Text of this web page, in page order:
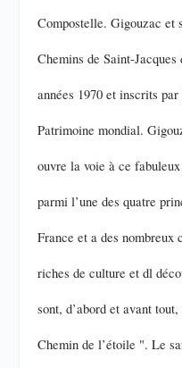
Compostelle. Gigouzac et
Chemins de Saint-
années 1970 et inscrits
Patrimoine mondial.
ouvre la voie à ce
parmi l’une des quatre
France et a des nombreux
riches de culture et dl
sont, d’abord et avant
Chemin de l’étoile ". Le